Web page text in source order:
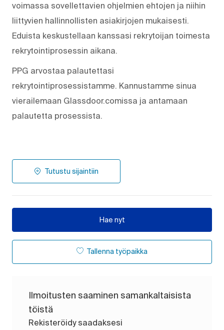
voimassa sovellettavien ohjelmien ehtojen ja niihin
liittyvien hallinnollisten asiakirjojen mukaisesti.
Eduista keskustellaan kanssasi rekrytoijan toimesta
rekrytointiprosessin aikana.
PPG arvostaa palautettasi
rekrytointiprosessistamme. Kannustamme sinua
vierailemaan Glassdoor.comissa ja antamaan
palautetta prosessista.
Tutustu sijaintiin
Hae nyt
Tallenna työpaikka
Ilmoitusten saaminen samankaltaisista
töistä
Rekisteröidy saadaksesi